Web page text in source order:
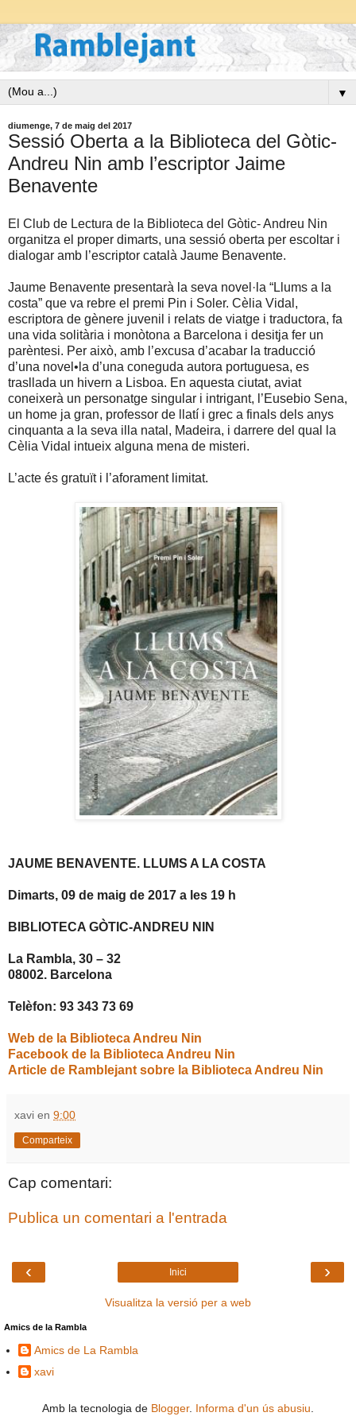
▼
diumenge, 7 de maig del 2017
Sessió Oberta a la Biblioteca del Gòtic-
Andreu Nin amb l’escriptor Jaime
Benavente
El Club de Lectura de la Biblioteca del Gòtic- Andreu Nin
organitza el proper dimarts, una sessió oberta per escoltar i
dialogar amb l’escriptor català Jaume Benavente.
Jaume Benavente presentarà la seva novel·la “Llums a la
costa” que va rebre el premi Pin i Soler. Cèlia Vidal,
escriptora de gènere juvenil i relats de viatge i traductora, fa
una vida solitària i monòtona a Barcelona i desitja fer un
parèntesi. Per això, amb l’excusa d’acabar la traducció
d’una novel•la d’una coneguda autora portuguesa, es
trasllada un hivern a Lisboa. En aquesta ciutat, aviat
coneixerà un personatge singular i intrigant, l’Eusebio Sena,
un home ja gran, professor de llatí i grec a finals dels anys
cinquanta a la seva illa natal, Madeira, i darrere del qual la
Cèlia Vidal intueix alguna mena de misteri.
L’acte és gratuït i l’aforament limitat.
JAUME BENAVENTE. LLUMS A LA COSTA
Dimarts, 09 de maig de 2017 a les 19 h
BIBLIOTECA GÒTIC-ANDREU NIN
La Rambla, 30 – 32
08002. Barcelona
Telèfon: 93 343 73 69
Web de la Biblioteca Andreu Nin
Facebook de la Biblioteca Andreu Nin
Article de Ramblejant sobre la Biblioteca Andreu Nin
xavi en 9:00
Comparteix
Cap comentari:
Publica un comentari a l'entrada
‹ ›
Inici
Visualitza la versió per a web
Amics de la Rambla
Amics de La Rambla
xavi
Amb la tecnologia de Blogger. Informa d'un ús abusiu